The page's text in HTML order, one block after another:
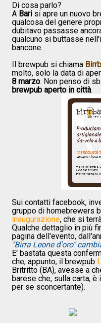
Di cosa parlo?
A Bari si apre un nuovo
qualcosa del genere
dubitavo passasse
qualcuno si buttasse
bancone.
Il brewpub si chiama
molto, solo la data di
8 marzo. Non penso di
brewpub aperto in città.
Sui contatti facebook,
gruppo di homebrewers
inaugurazione, che si
Qualche dettaglio in più
pagina dell'evento,
"Birra Leone d'oro"
E' bastata questa
che, appunto, il brewpub
Britritto (BA), avesse a
barese che, sulla carta,
per se sconcertante).